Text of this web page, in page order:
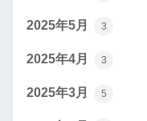
2025年5月 3
2025年4月 3
2025年3月 5